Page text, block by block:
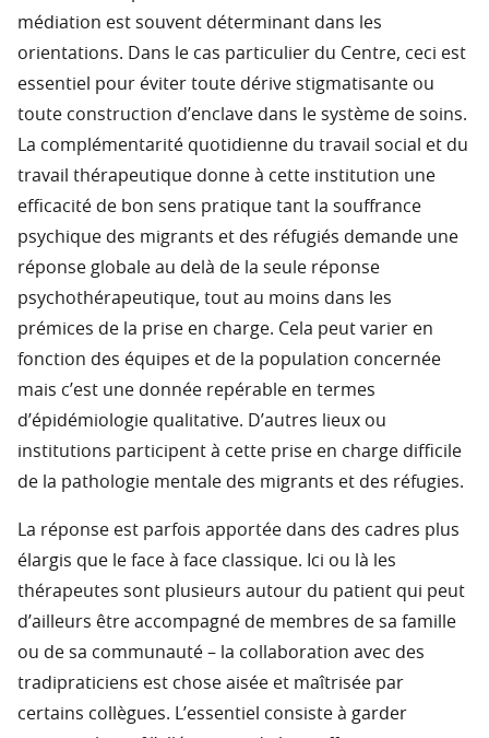
médiation est souvent déterminant dans les
orientations. Dans le cas particulier du Centre, ceci est
essentiel pour éviter toute dérive stigmatisante ou
toute construction d’enclave dans le système de soins.
La complémentarité quotidienne du travail social et du
travail thérapeutique donne à cette institution une
efficacité de bon sens pratique tant la souffrance
psychique des migrants et des réfugiés demande une
réponse globale au delà de la seule réponse
psychothérapeutique, tout au moins dans les
prémices de la prise en charge. Cela peut varier en
fonction des équipes et de la population concernée
mais c’est une donnée repérable en termes
d’épidémiologie qualitative. D’autres lieux ou
institutions participent à cette prise en charge difficile
de la pathologie mentale des migrants et des réfugies.
La réponse est parfois apportée dans des cadres plus
élargis que le face à face classique. Ici ou là les
thérapeutes sont plusieurs autour du patient qui peut
d’ailleurs être accompagné de membres de sa famille
ou de sa communauté – la collaboration avec des
tradipraticiens est chose aisée et maîtrisée par
certains collègues. L’essentiel consiste à garder